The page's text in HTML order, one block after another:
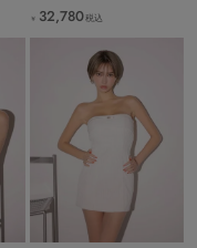
￥ 32,780税込